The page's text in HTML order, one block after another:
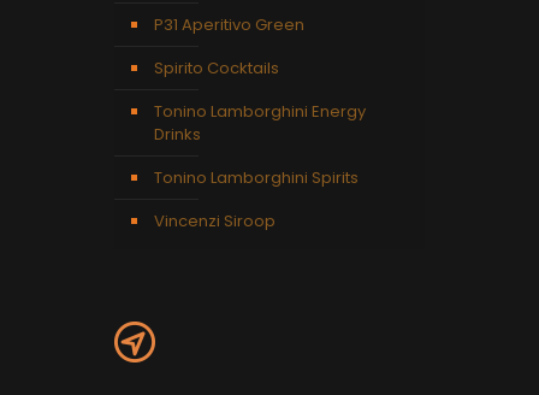
P31 Aperitivo Green
Spirito Cocktails
Tonino Lamborghini Energy
Drinks
Tonino Lamborghini Spirits
Vincenzi Siroop